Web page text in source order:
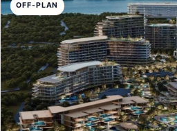
OFF-PLAN